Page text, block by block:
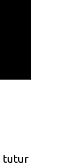
tutur